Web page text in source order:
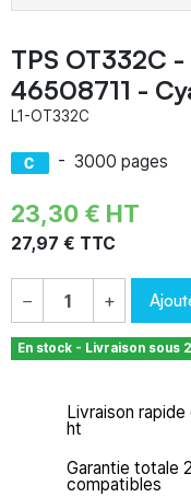
TPS OT332C
46508711 -
L1-OT332C
- 3000 pages
23,30 € HT
27,97 € TTC
− +
En stock - Livraison sous
Livraison
ht
Garantie totale
compatibles